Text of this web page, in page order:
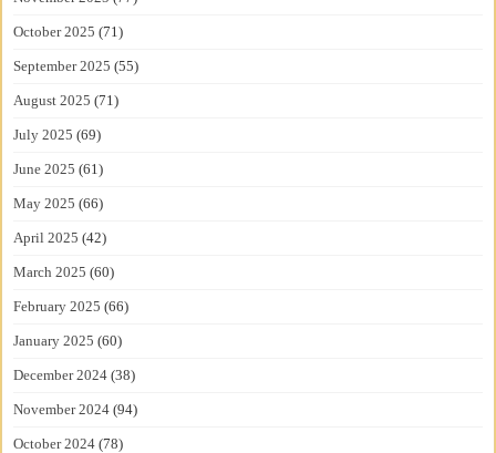
October 2025 (71)
September 2025 (55)
August 2025 (71)
July 2025 (69)
June 2025 (61)
May 2025 (66)
April 2025 (42)
March 2025 (60)
February 2025 (66)
January 2025 (60)
December 2024 (38)
November 2024 (94)
October 2024 (78)